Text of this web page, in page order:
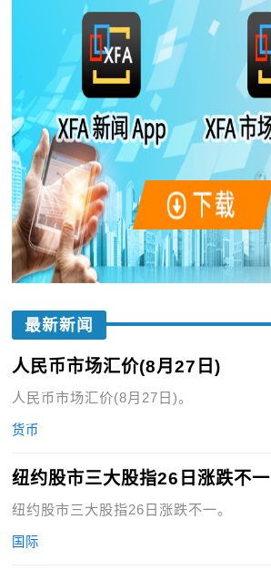
最新新闻
人民币市场汇价(8月27日)
人民币市场汇价(8月27日)。
货币
纽约股市三大股指26日涨跌不一
纽约股市三大股指26日涨跌不一。
国际